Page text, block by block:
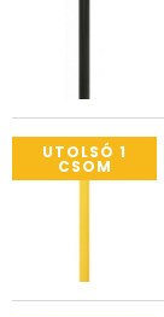
UTOLSÓ 1
CSOM